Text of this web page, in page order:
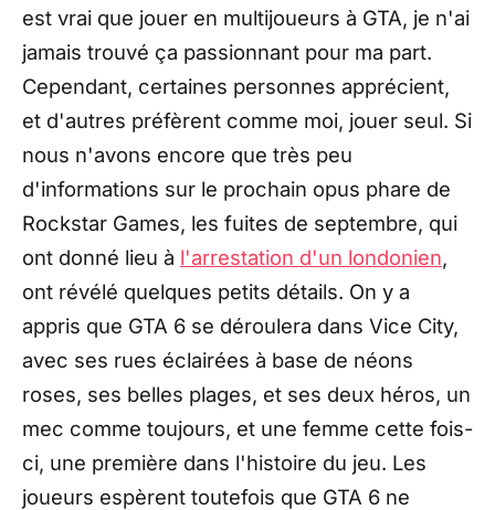
est vrai que jouer en multijoueurs à GTA, je n'ai
jamais trouvé ça passionnant pour ma part.
Cependant, certaines personnes apprécient,
et d'autres préfèrent comme moi, jouer seul. Si
nous n'avons encore que très peu
d'informations sur le prochain opus phare de
Rockstar Games, les fuites de septembre, qui
ont donné lieu à l'arrestation d'un londonien,
ont révélé quelques petits détails. On y a
appris que GTA 6 se déroulera dans Vice City,
avec ses rues éclairées à base de néons
roses, ses belles plages, et ses deux héros, un
mec comme toujours, et une femme cette fois-
ci, une première dans l'histoire du jeu. Les
joueurs espèrent toutefois que GTA 6 ne